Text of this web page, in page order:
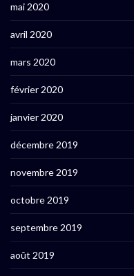
mai 2020
avril 2020
mars 2020
février 2020
janvier 2020
décembre 2019
novembre 2019
octobre 2019
septembre 2019
août 2019